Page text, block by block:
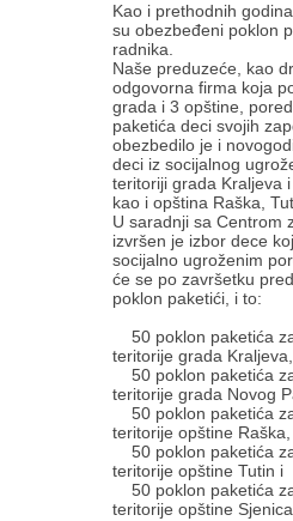
Kao i prethodnih
su obezbeđeni poklon
radnika.
Naše preduzeće, kao
odgovorna firma koja
grada i 3 opštine,
paketića deci svojih
obezbedilo je i
deci iz socijalnog
teritoriji grada Kraljeva i
kao i opština Raška,
U saradnji sa Centrom
izvršen je izbor dece
socijalno ugroženim
će se po završetku
poklon paketići, i to:
50 poklon paketića
teritorije grada Kraljeva,
50 poklon paketića
teritorije grada Novog
50 poklon paketića
teritorije opštine Raška,
50 poklon paketića
teritorije opštine Tutin i
50 poklon paketića
teritorije opštine Sjenica.